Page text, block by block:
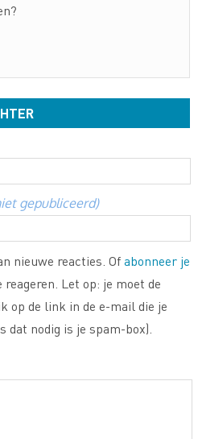
gepubliceerd)
nieuwe reacties. Ofabonneer je
Let op: je moet de
op de link in de e-mail die je
nodig is je spam-box).